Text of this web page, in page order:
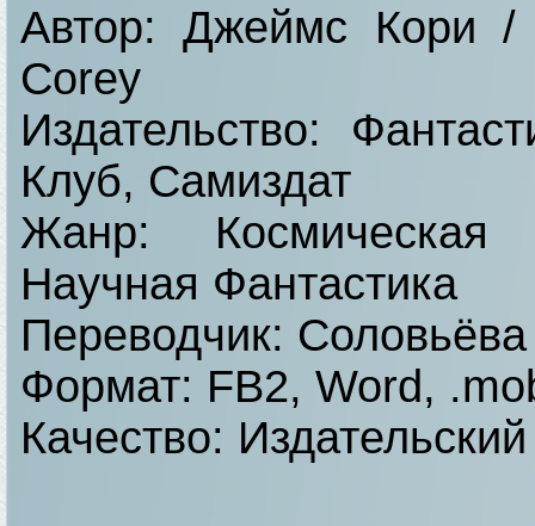
Автор: Джеймс Кори
Corey
Издательство:
Клуб, Самиздат
Жанр: Космическая
Научная Фантастика
Переводчик:
Формат: FB2, Word,
Качество: